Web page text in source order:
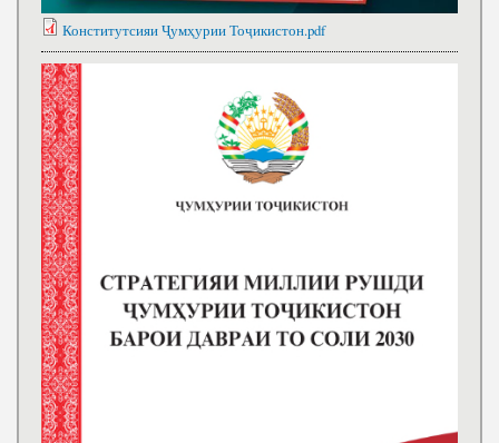
Конститутсияи Ҷумҳурии Тоҷикистон.pdf